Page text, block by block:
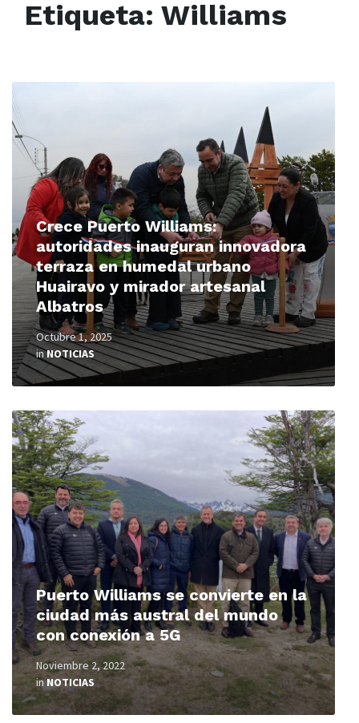
Etiqueta: Williams
Crece Puerto Williams:
autoridades inauguran innovadora
terraza en humedal urbano
Huairavo y mirador artesanal
Albatros
Octubre 1, 2025
inNOTICIAS
Read
More
Puerto Williams se convierte en la
ciudad más austral del mundo
con conexión a 5G
Noviembre 2, 2022
inNOTICIAS
Read
More